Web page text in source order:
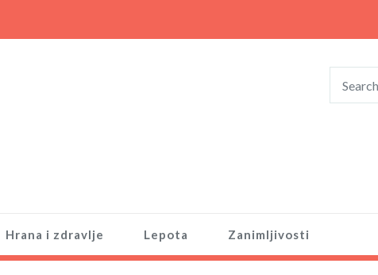
Hrana i zdravlje Lepota Zanimljivosti